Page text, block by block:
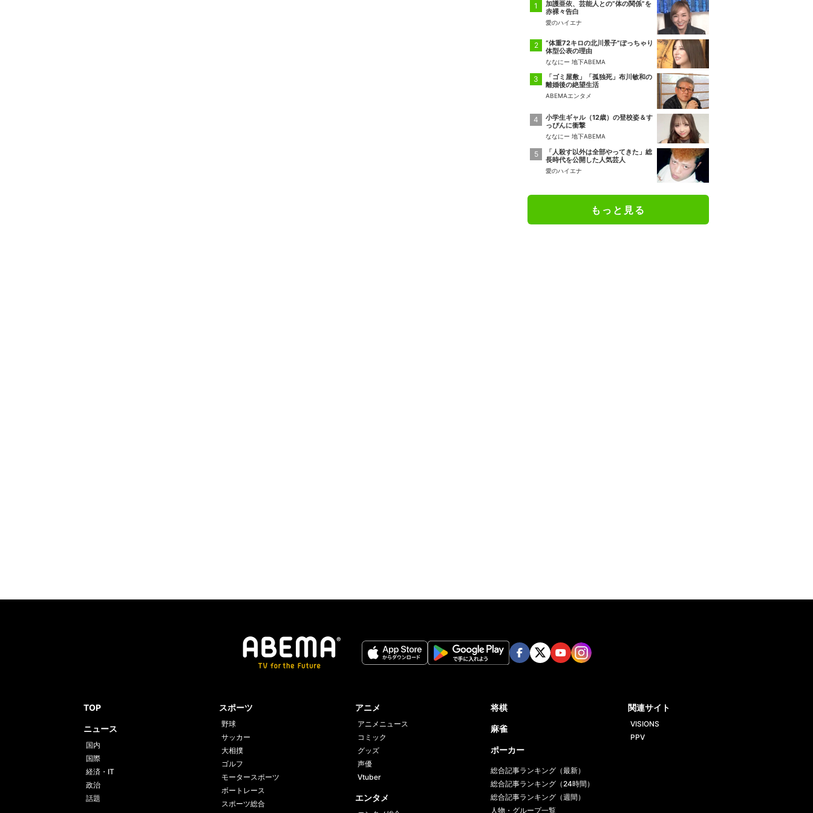
加護亜依、芸能人との“体の関係”を
赤裸々告白
愛のハイエナ
“体重72キロの北川景子”ぽっちゃり
体型公表の理由
ななにー 地下ABEMA
「ゴミ屋敷」「孤独死」布川敏和の
離婚後の絶望生活
ABEMAエンタメ
小学生ギャル（12歳）の登校姿＆す
っぴんに衝撃
ななにー 地下ABEMA
「人殺す以外は全部やってきた」総
長時代を公開した人気芸人
愛のハイエナ
もっと見る
TOP
ニュース
国内
国際
経済・IT
政治
話題
スポーツ
野球
サッカー
大相撲
ゴルフ
モータースポーツ
ボートレース
スポーツ総合
アニメ
アニメニュース
コミック
グッズ
声優
Vtuber
エンタメ
将棋
麻雀
ポーカー
総合記事ランキング（最新）
総合記事ランキング（24時間）
総合記事ランキング（週間）
人物・グループ一覧
関連サイト
VISIONS
PPV